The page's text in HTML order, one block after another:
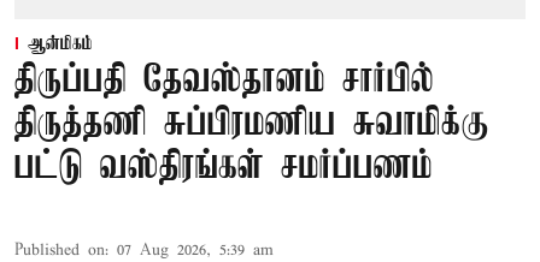
ஆன்மிகம்
திருப்பதி தேவஸ்தானம் சார்பில்
திருத்தணி சுப்பிரமணிய சுவாமிக்கு
பட்டு வஸ்திரங்கள் சமர்ப்பணம்
Published on: 07 Aug 2026, 5:39 am